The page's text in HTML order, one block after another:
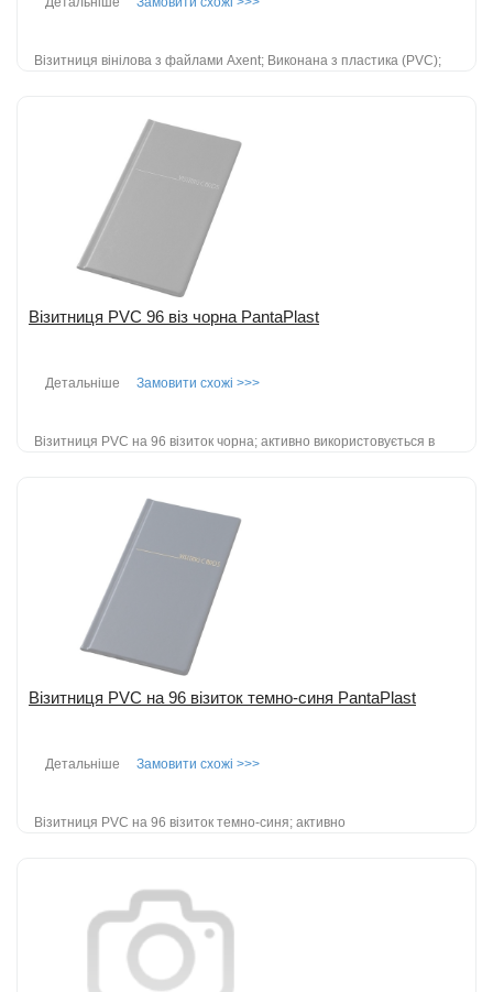
Візитниця вінілова з файлами Axent; Виконана з пластика (PVC);
Додати до порівняння
Візитниця PVC 96 віз чорна PantaPlast
Замовити схожі >>>
Детальніше
Візитниця PVC на 96 візиток чорна; активно використовується в
Додати до порівняння
Візитниця PVC на 96 візиток темно-синя PantaPlast
Замовити схожі >>>
Детальніше
Візитниця PVC на 96 візиток темно-синя; активно
Додати до порівняння